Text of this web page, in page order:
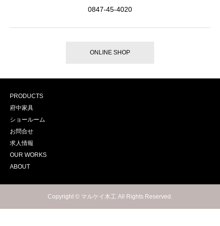
0847-45-4020
ONLINE SHOP
PRODUCTS
府中家具
ショールーム
お問合せ
求人情報
OUR WORKS
ABOUT
Copyright © マルケイ木工 All Rights Reserved.